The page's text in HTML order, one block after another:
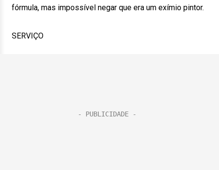
fórmula, mas impossível negar que era um exímio pintor.
SERVIÇO